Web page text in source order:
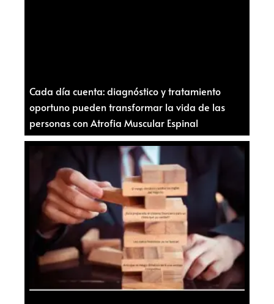
Cada día cuenta: diagnóstico y tratamiento
oportuno pueden transformar la vida de las
personas con Atrofia Muscular Espinal